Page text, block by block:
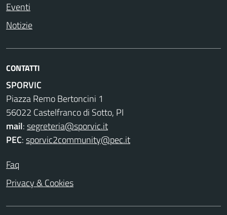
Eventi
Notizie
CONTATTI
SPORVIC
Piazza Remo Bertoncini 1
56022 Castelfranco di Sotto, PI
mail:segreteria@sporvic.it
PEC:sporvic2community@pec.it
Faq
Privacy & Cookies